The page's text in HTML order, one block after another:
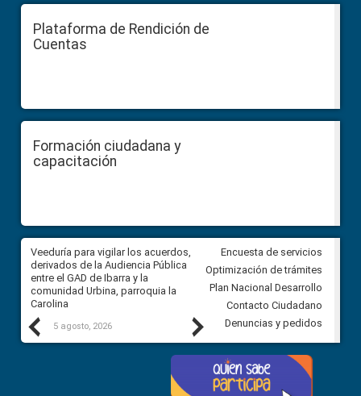
Plataforma de Rendición de
Cuentas
Formación ciudadana y
capacitación
Previous
Veeduría para vigilar los acuerdos,
derivados de la Audiencia Pública
entre el GAD de Ibarra y la
comunidad Urbina, parroquia la
Carolina
5 agosto, 2026
CPCCS convoca a Veeduría
Ciudadana para vigilar el
5 agosto, 2026
Next
Encuesta de servicios
Optimización de trámites
Plan Nacional Desarrollo
Contacto Ciudadano
Denuncias y pedidos